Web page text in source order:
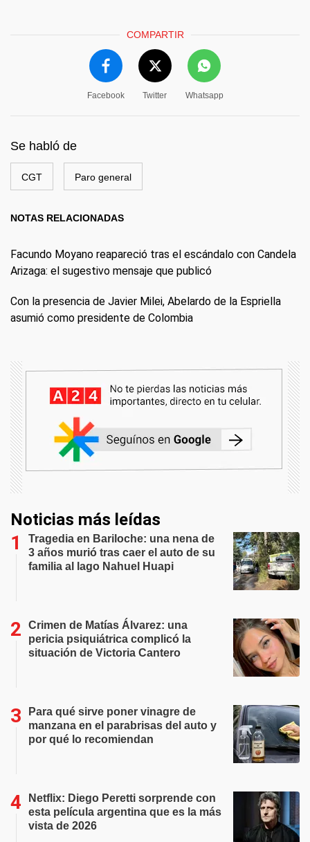
COMPARTIR
Facebook Twitter Whatsapp
Se habló de
CGT Paro general
NOTAS RELACIONADAS
Facundo Moyano reapareció tras el escándalo con Candela
Arizaga: el sugestivo mensaje que publicó
Con la presencia de Javier Milei, Abelardo de la Espriella
asumió como presidente de Colombia
Noticias más leídas
Tragedia en Bariloche: una nena de
3 años murió tras caer el auto de su
familia al lago Nahuel Huapi
Crimen de Matías Álvarez: una
pericia psiquiátrica complicó la
situación de Victoria Cantero
Para qué sirve poner vinagre de
manzana en el parabrisas del auto y
por qué lo recomiendan
Netflix: Diego Peretti sorprende con
esta película argentina que es la más
vista de 2026